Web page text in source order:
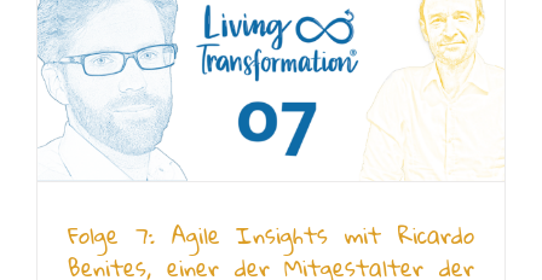
Folge 7: Agile Insights mit Ricardo
Benites, einer der Mitgestalter der